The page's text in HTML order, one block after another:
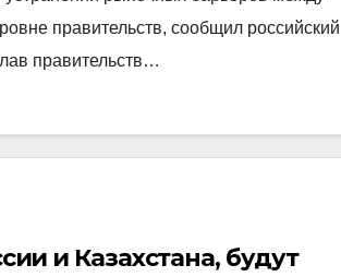
правительств, сообщил российский
правительств…
и Казахстана, будут